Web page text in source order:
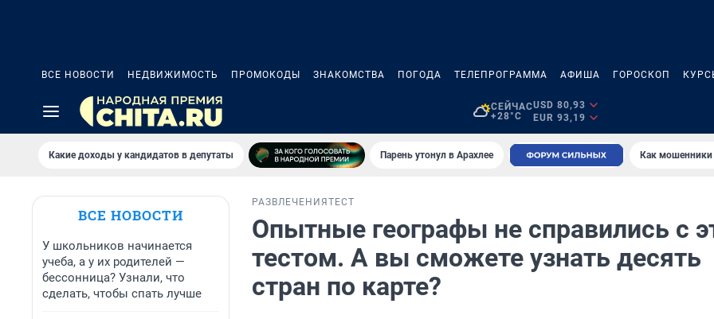
ВСЕ НОВОСТИ НЕДВИЖИМОСТЬ ПРОМОКОДЫ ЗНАКОМСТВА ПОГОДА ТЕЛЕПРОГРАММА АФИША ГОРОСКОП
СЕЙЧАС
+28°C
USD 80,93
EUR 93,19
Какие доходы у кандидатов в депутаты Парень утонул в Арахлее Как
ВСЕ НОВОСТИ
У школьников начинается
учеба, а у их родителей —
бессонница? Узнали, что
сделать, чтобы спать лучше
РАЗВЛЕЧЕНИЯ ТЕСТ
Опытные географы не справились с
тестом. А вы сможете узнать десять
стран по карте?